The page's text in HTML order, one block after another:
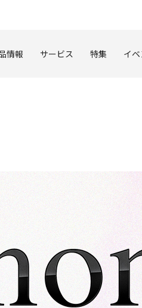
情報 サービス 特集 イ